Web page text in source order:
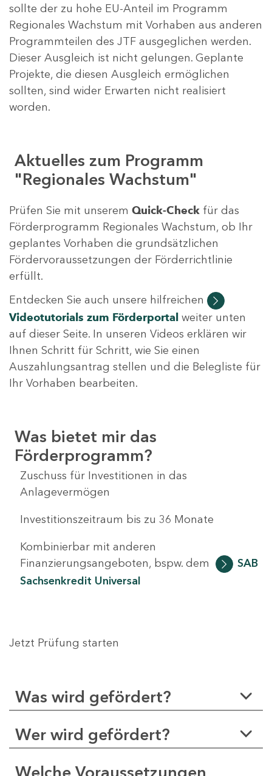
sollte der zu hohe EU-Anteil im Programm
Regionales Wachstum mit Vorhaben aus anderen
Programmteilen des JTF ausgeglichen werden.
Dieser Ausgleich ist nicht gelungen. Geplante
Projekte, die diesen Ausgleich ermöglichen
sollten, sind wider Erwarten nicht realisiert
worden.
Aktuelles zum Programm
"Regionales Wachstum"
Prüfen Sie mit unserem Quick-Check für das
Förderprogramm Regionales Wachstum, ob Ihr
geplantes Vorhaben die grundsätzlichen
Fördervoraussetzungen der Förderrichtlinie
erfüllt.
Entdecken Sie auch unsere hilfreichen
Videotutorials zum Förderportal weiter unten
auf dieser Seite. In unseren Videos erklären wir
Ihnen Schritt für Schritt, wie Sie einen
Auszahlungsantrag stellen und die Belegliste für
Ihr Vorhaben bearbeiten.
Was bietet mir das
Förderprogramm?
Zuschuss für Investitionen in das
Anlagevermögen
Investitionszeitraum bis zu 36 Monate
Kombinierbar mit anderen
Finanzierungsangeboten, bspw. dem
SAB
Sachsenkredit Universal
Jetzt Prüfung starten
Was wird gefördert?
Wer wird gefördert?
Welche Voraussetzungen